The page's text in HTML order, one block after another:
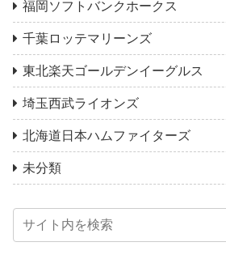
福岡ソフトバンクホークス
千葉ロッテマリーンズ
東北楽天ゴールデンイーグルス
埼玉西武ライオンズ
北海道日本ハムファイターズ
未分類